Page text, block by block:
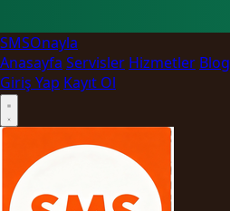
SMSOnayla
Anasayfa Servisler Hizmetler Blog
Giriş Yap Kayıt Ol